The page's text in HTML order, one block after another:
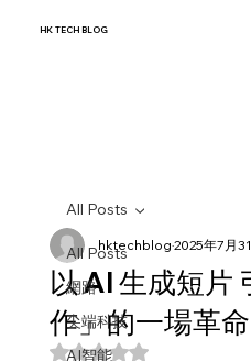
HK TECH BLOG
All Posts
網路
尖端科技
AI智能
All Posts
以 AI 生成短片
作」的一場革命
hktechblog2025年7月
評等為 NaN（最高為 5